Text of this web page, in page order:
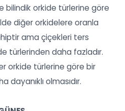
bilindik orkide türlerine göre
diğer orkidelere oranla
ama çiçekleri ters
türlerinden daha fazladır.
orkide türlerine göre bir
dayanıklı olmasıdır.